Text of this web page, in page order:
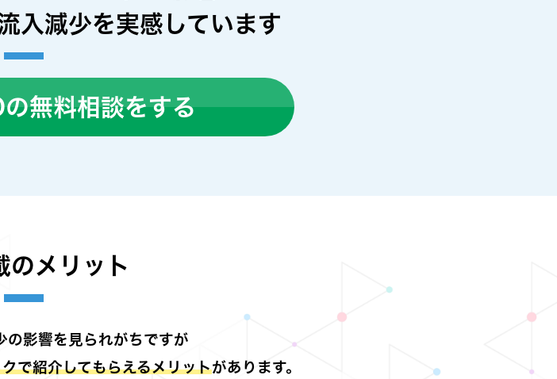
入減少を実感しています
無料相談をする
のメリット
の影響を見られがちですが
で紹介してもらえるメリットがあります。